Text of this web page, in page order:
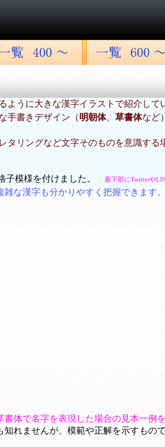
ように大きな漢字イラストで紹介して
手書きデザイン（ 明朝体、 草書体など
タリングなど文字そのものを意識する
子模様を付けました。 最下部にTwitterや
な漢字も分かりやすく把握できます。
体で名字を表現した場合の見本一例
れませんが、模範や正解を示すもので